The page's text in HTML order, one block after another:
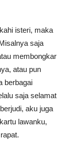
isteri, maka
saja
membongkar
atau pun
berbagai
saja selamat
aku juga
lawanku,